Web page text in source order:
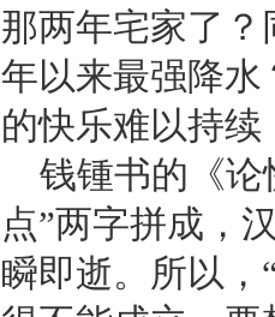
那两年宅家了？
年以来最强降
的快乐难以持
钱锺书的《论
点”两字拼成，
瞬即逝。所以，